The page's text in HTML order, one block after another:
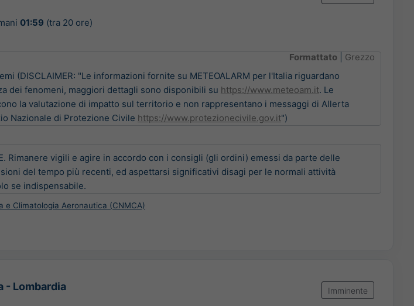
01:59 (tra 20 ore)
Formattato
Grezzo
(DISCLAIMER: "Le informazioni fornite su METEOALARM per l'Italia riguardano
dei fenomeni, maggiori dettagli sono disponibili su https://www.meteoam.it. Le
la valutazione di impatto sul territorio e non rappresentano i messaggi di Allerta
Nazionale di Protezione Civile https://www.protezionecivile.gov.it")
Rimanere vigili e agire in accordo con i consigli (gli ordini) emessi da parte delle
del tempo più recenti, ed aspettarsi significativi disagi per le normali attività
se indispensabile.
e Climatologia Aeronautica (CNMCA)
- Lombardia Imminente